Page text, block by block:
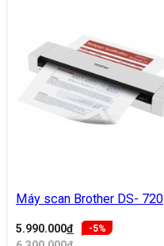
Máy scan Brother DS- 720
5.990.000đ -5%